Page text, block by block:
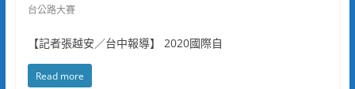
台公路大賽
【記者張越安／台中報導】 2020國際自
Read more